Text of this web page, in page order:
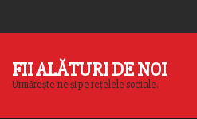
FII ALĂTURI DE NOI
Urmărește-ne și pe rețelele sociale.